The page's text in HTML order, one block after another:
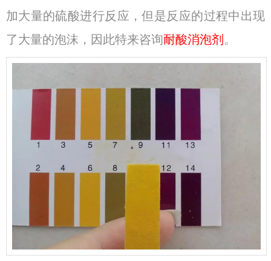
加大量的硫酸进行反应，但是反应的过程中出现
了大量的泡沫，因此特来咨询耐酸消泡剂 。